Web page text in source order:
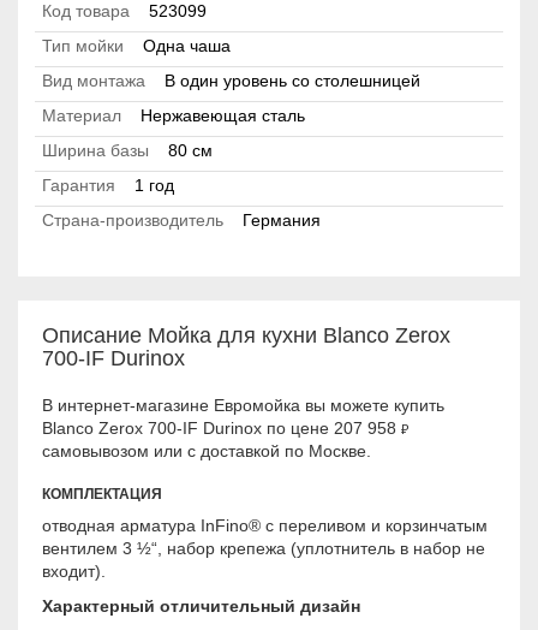
Код товара
523099
Тип мойки
Одна чаша
Вид монтажа
В один уровень со столешницей
Материал
Нержавеющая сталь
Ширина базы
80 см
Гарантия
1 год
Страна-производитель
Германия
Описание Мойка для кухни Blanco Zerox
700-IF Durinox
В интернет-магазине Евромойка вы можете купить
Blanco Zerox 700-IF Durinox по цене 207 958 ₽
самовывозом или с доставкой по Москве.
КОМПЛЕКТАЦИЯ
отводная арматура InFino® с переливом и корзинчатым
вентилем 3 ½“, набор крепежа (уплотнитель в набор не
входит).
Характерный отличительный дизайн